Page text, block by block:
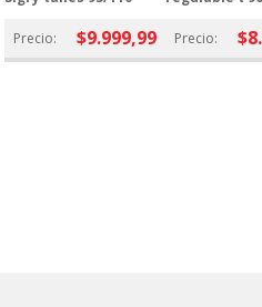
Precio: $9.999,99 Precio: